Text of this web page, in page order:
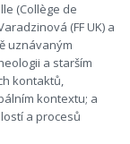
(Collège de
(FF UK) a
uznávaným
a starším
kontaktů,
kontextu; a
a procesů